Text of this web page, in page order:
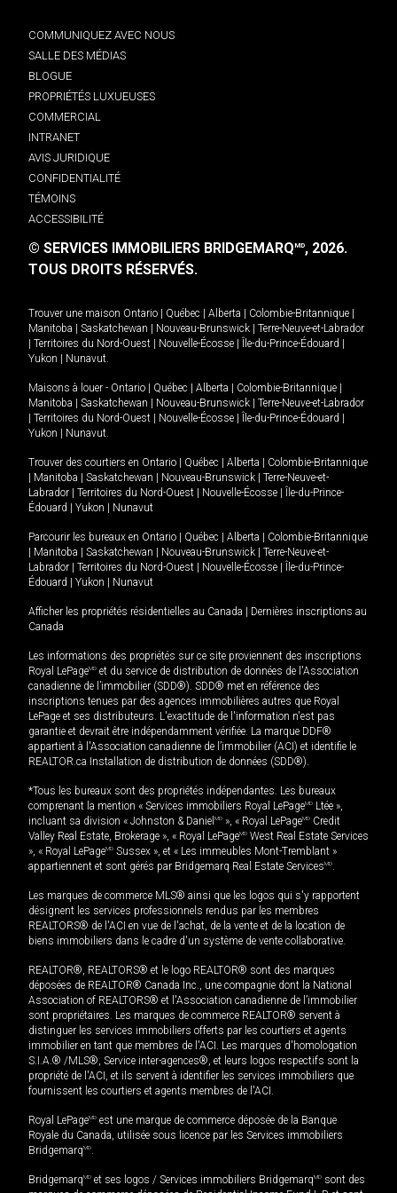
COMMUNIQUEZ AVEC NOUS
SALLE DES MÉDIAS
BLOGUE
PROPRIÉTÉS LUXUEUSES
COMMERCIAL
INTRANET
AVIS JURIDIQUE
CONFIDENTIALITÉ
TÉMOINS
ACCESSIBILITÉ
© SERVICES IMMOBILIERS BRIDGEMARQMD, 2026.
TOUS DROITS RÉSERVÉS.
Trouver une maison Ontario Québec Alberta Colombie-Britannique
Manitoba
Saskatchewan Nouveau-Brunswick
Terre-Neuve-et-Labrador
Territoires du Nord-Ouest Nouvelle-Écosse Île-du-Prince-Édouard
Yukon
Nunavut.
Maisons à louer - Ontario Québec Alberta Colombie-Britannique
Manitoba
Saskatchewan Nouveau-Brunswick
Terre-Neuve-et-Labrador
Territoires du Nord-Ouest Nouvelle-Écosse Île-du-Prince-Édouard
Yukon
Nunavut.
Trouver des courtiers en Ontario Québec Alberta
Colombie-Britannique
Manitoba Saskatchewan Nouveau-Brunswick
Terre-Neuve-et-
Labrador
Territoires du Nord-Ouest Nouvelle-Écosse
Île-du-Prince-
Édouard
Yukon Nunavut
Parcourir les bureaux en Ontario Québec Alberta
Colombie-Britannique
Manitoba Saskatchewan Nouveau-Brunswick
Terre-Neuve-et-
Labrador
Territoires du Nord-Ouest Nouvelle-Écosse
Île-du-Prince-
Édouard
Yukon Nunavut
Afficher les propriétés résidentielles au Canada
Dernières inscriptions au
Canada
Les informations des propriétés sur ce site proviennent des inscriptions
Royal LePageMD et du service de distribution de données de l'Association
canadienne de l’immobilier (SDD®). SDD® met en référence des
inscriptions tenues par des agences immobilières autres que Royal
LePage et ses distributeurs. L'exactitude de l'information n'est pas
garantie et devrait être indépendamment vérifiée. La marque DDF®
appartient à l'Association canadienne de l’immobilier (ACI) et identifie le
REALTOR.ca Installation de distribution de données (SDD®).
*Tous les bureaux sont des propriétés indépendantes. Les bureaux
comprenant la mention « Services immobiliers Royal LePageMD Ltée »,
incluant sa division « Johnston & Daniel MD », « Royal LePageMD Credit
Valley Real Estate, Brokerage », « Royal LePageMD West Real Estate Services
», « Royal LePageMD Sussex », et « Les immeubles Mont-Tremblant »
appartiennent et sont gérés par Bridgemarq Real Estate ServicesMD.
Les marques de commerce MLS® ainsi que les logos qui s'y rapportent
désignent les services professionnels rendus par les membres
REALTORS® de l'ACI en vue de l'achat, de la vente et de la location de
biens immobiliers dans le cadre d'un système de vente collaborative.
REALTOR®, REALTORS® et le logo REALTOR® sont des marques
déposées de REALTOR® Canada Inc., une compagnie dont la National
Association of REALTORS® et l'Association canadienne de l’immobilier
sont propriétaires. Les marques de commerce REALTOR® servent à
distinguer les services immobiliers offerts par les courtiers et agents
immobilier en tant que membres de l'ACI. Les marques d'homologation
S.I.A.® /MLS®, Service inter-agences®, et leurs logos respectifs sont la
propriété de l'ACI, et ils servent à identifier les services immobiliers que
fournissent les courtiers et agents membres de l'ACI.
Royal LePageMD est une marque de commerce déposée de la Banque
Royale du Canada, utilisée sous licence par les Services immobiliers
BridgemarqMD.
BridgemarqMD et ses logos / Services immobiliers BridgemarqMD sont des